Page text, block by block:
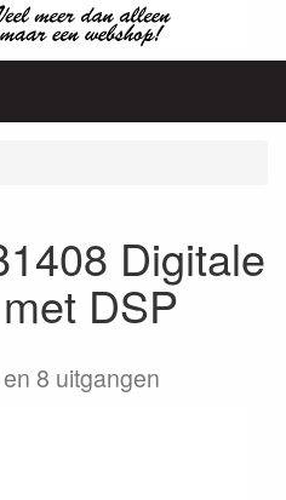
Digitale
DSP
8 uitgangen